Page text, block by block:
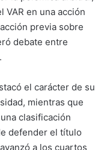
en una acción
previa sobre
debate entre
el carácter de su
mientras que
clasificación
defender el título
a los cuartos